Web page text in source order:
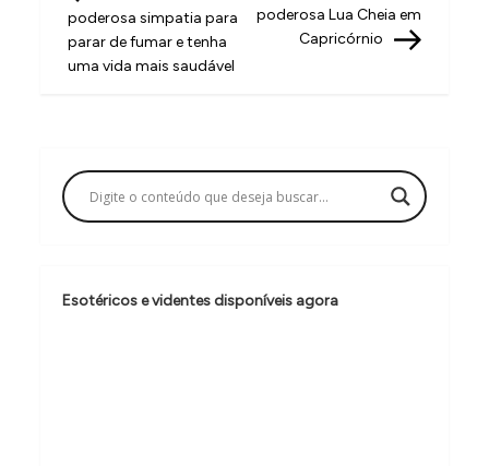
v
e
ç
ã
d
poderosa simpatia para
parar de fumar e tenha
uma vida mais saudável
poderosa Lua Cheia em
Capricórnio
Esotéricos e videntes disponíveis agora